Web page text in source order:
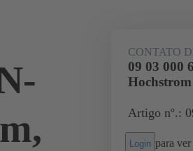
CONTATO
09 03 000
Artigo nº.:
Login para